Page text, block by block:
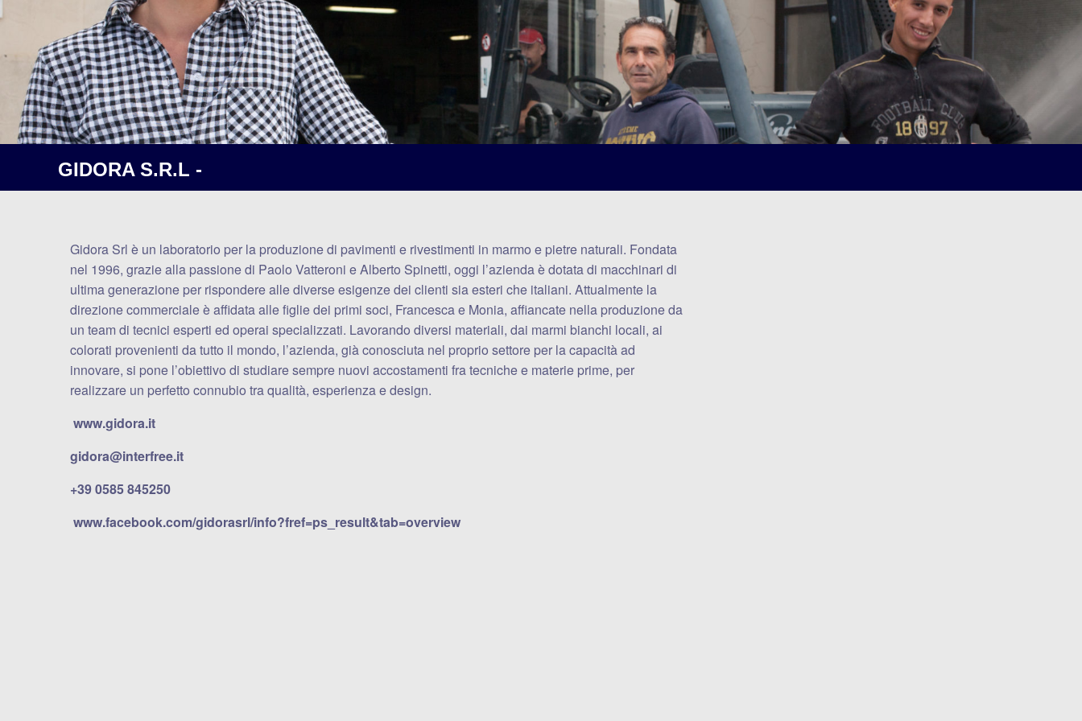
GIDORA S.R.L -
Gidora Srl è un laboratorio per la produzione di pavimenti e rivestimenti in marmo e pietre naturali. Fondata
nel 1996, grazie alla passione di Paolo Vatteroni e Alberto Spinetti, oggi l’azienda è dotata di macchinari di
ultima generazione per rispondere alle diverse esigenze dei clienti sia esteri che italiani. Attualmente la
direzione commerciale è affidata alle figlie dei primi soci, Francesca e Monia, affiancate nella produzione da
un team di tecnici esperti ed operai specializzati. Lavorando diversi materiali, dai marmi bianchi locali, ai
colorati provenienti da tutto il mondo, l’azienda, già conosciuta nel proprio settore per la capacità ad
innovare, si pone l’obiettivo di studiare sempre nuovi accostamenti fra tecniche e materie prime, per
realizzare un perfetto connubio tra qualità, esperienza e design.
www.gidora.it
gidora@interfree.it
+39 0585 845250
www.facebook.com/gidorasrl/info?fref=ps_result&tab=overview